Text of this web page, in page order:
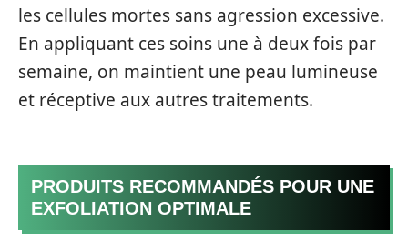
les cellules mortes sans agression excessive.
En appliquant ces soins une à deux fois par
semaine, on maintient une peau lumineuse
et réceptive aux autres traitements.
PRODUITS RECOMMANDÉS POUR UNE
EXFOLIATION OPTIMALE